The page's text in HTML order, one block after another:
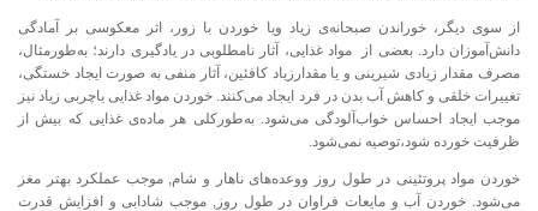
از سوی دیگر، خوراندن صبحانه‌ی زیاد ویا خوردن با زور، اثر معکوسی بر آمادگی
دانش‌آموزان دارد. بعضی از مواد غذایی، آثار نامطلوبی در یادگیری دارند؛ به‌طورمثال،
مصرف مقدار زیادی شیرینی و یا مقدارزیاد کافئین، آثار منفی به‌ صورت ایجاد خستگی،
تغییرات خلقی و کاهش آب بدن در فرد ایجاد می‌کنند. خوردن مواد‌ غذایی یاچربی زیاد نیز
موجب ایجاد احساس خواب‌آلودگی می‌شود. به‌طورکلی هر ماده‌ی غذایی که بیش از
ظرفیت خورده شود،توصیه نمی‌شود.
خوردن مواد پروتئینی در طول روز ووعده‌های ناهار و شام, موجب عملکرد بهتر مغز
می‌شود. خوردن آب و مایعات فراوان در طول روز, موجب شادابی و افزایش قدرت